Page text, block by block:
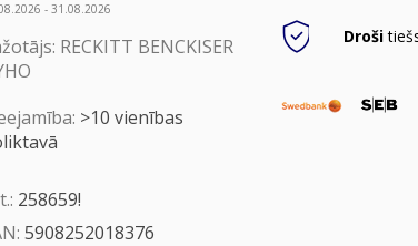
- 31.08.2026
RECKITT BENCKISER
>10 vienības
258659!
5908252018376
Droši